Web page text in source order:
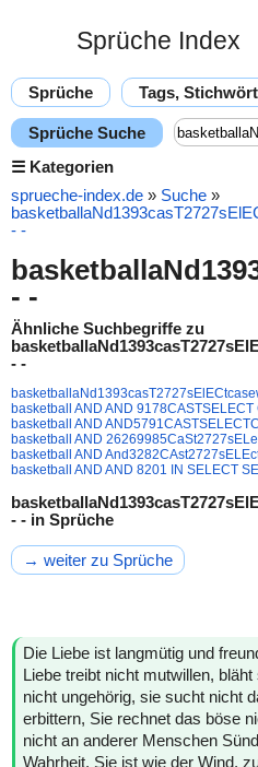
Sprüche Index
Sprüche Tags,
Sprüche Suche
☰ Kategorien
sprueche-index.de » Suche »
- -
- -
Ähnliche Suchbegriffe zu
- -
basketball AND AND
basketball AND
basketball AND
basketball AND
basketball AND AND 8201 IN SELECT
- - in Sprüche
→ weiter zu Sprüche
Die Liebe ist langmütig und
Liebe treibt nicht mutwillen,
nicht ungehörig, sie sucht nicht
erbittern, Sie rechnet das böse
nicht an anderer Menschen
Wahrheit. Sie ist wie der Wind,